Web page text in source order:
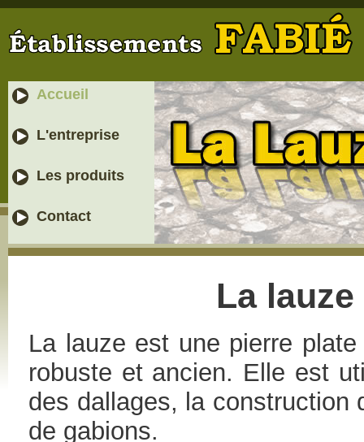
Accueil
L'entreprise
Les produits
Contact
La
La lauze est une pierre
robuste et ancien. Elle est
des dallages, la construction
de gabions.